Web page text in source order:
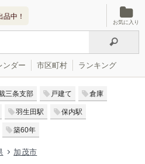
品中！
お気に入り
ンダー 市区町村 ランキング
三条支部 戸建て 倉庫
羽生田駅 保内駅
築60年
加茂市